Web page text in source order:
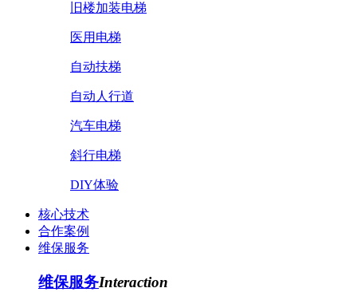
旧楼加装电梯
医用电梯
自动扶梯
自动人行道
汽车电梯
斜行电梯
DIY体验
核心技术
合作案例
维保服务
维保服务Interaction